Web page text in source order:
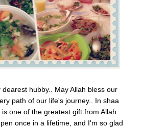
hubby.. May Allah bless our
path of our life's journey.. In shaa
one of the greatest gift from Allah..
once in a lifetime, and I'm so glad